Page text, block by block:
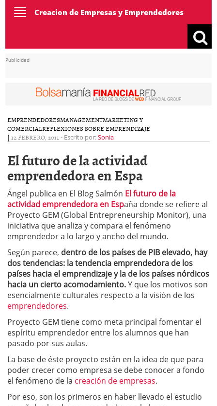
ToggleCreacion de Empresas y Emprendedores
Publicidad
EMPRENDEDORESMANAGEMENTMARKETING Y
COMERCIALREFLEXIONES SOBRE EMPRENDIZAJE
| 12 FEBRERO, 2011 - Escrito por:Sonia
El futuro de la actividad
emprendedora en Espa
Ángel publica en El Blog Salmón El futuro de la
actividad emprendedora en España donde se refiere al
Proyecto GEM (Global Entrepreneurship Monitor), una
iniciativa que analiza y compara el fenómeno
emprendedor a lo largo y ancho del mundo.
Según parece, dentro de los países de PIB elevado, hay
dos tendencias: la tendencia emprendedora de los
países hacia el emprendizaje y la de los países nórdicos
hacia un cierto acomodamiento.Y que los motivos son
esencialmente culturales respecto a la visión de los
emprendedores.
Proyecto GEM tiene como meta principal fomentar el
espíritu emprendedor entre los alumnos que han
pasado por sus aulas.
La base de éste proyecto están en la idea de que para
poder crecer como empresa se debe conocer a fondo
el fenómeno de la creación de empresas.
Por eso, son los primeros en haber llevado el estudio